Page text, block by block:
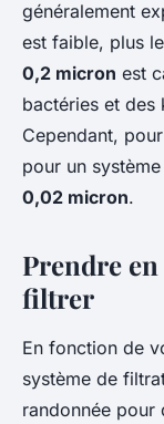
généralement
est faible, plus
0,2 micron est
bactéries et des
Cependant,
pour un
0,02 micron.
Prendre
filtrer
En fonction de
système de
randonnée pour